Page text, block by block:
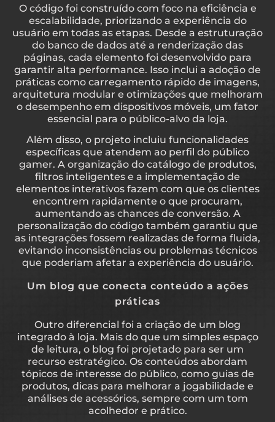
O código foi construído com foco na eficiência e
escalabilidade, priorizando a experiência do
usuário em todas as etapas. Desde a estruturação
do banco de dados até a renderização das
páginas, cada elemento foi desenvolvido para
garantir alta performance. Isso inclui a adoção de
práticas como carregamento rápido de imagens,
arquitetura modular e otimizações que melhoram
o desempenho em dispositivos móveis, um fator
essencial para o público-alvo da loja.
Além disso, o projeto incluiu funcionalidades
específicas que atendem ao perfil do público
gamer. A organização do catálogo de produtos,
filtros inteligentes e a implementação de
elementos interativos fazem com que os clientes
encontrem rapidamente o que procuram,
aumentando as chances de conversão. A
personalização do código também garantiu que
as integrações fossem realizadas de forma fluida,
evitando inconsistências ou problemas técnicos
que poderiam afetar a experiência do usuário.
Um blog que conecta conteúdo a ações
práticas
Outro diferencial foi a criação de um blog
integrado à loja. Mais do que um simples espaço
de leitura, o blog foi projetado para ser um
recurso estratégico. Os conteúdos abordam
tópicos de interesse do público, como guias de
produtos, dicas para melhorar a jogabilidade e
análises de acessórios, sempre com um tom
acolhedor e prático.